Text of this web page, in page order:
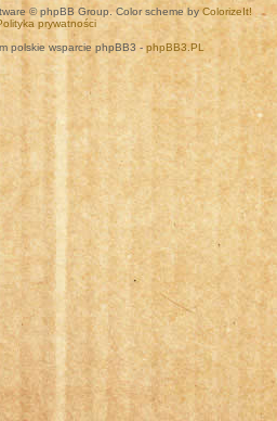
© phpBB Group. Color scheme byColorizeIt!
prywatności
polskie wsparcie phpBB3 -phpBB3.PL